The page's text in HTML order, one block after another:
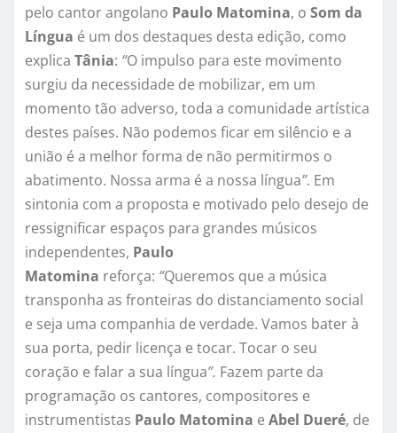
pelo cantor angolano Paulo Matomina, o Som da
Língua é um dos destaques desta edição, como
explica Tânia: “O impulso para este movimento
surgiu da necessidade de mobilizar, em um
momento tão adverso, toda a comunidade artística
destes países. Não podemos ficar em silêncio e a
união é a melhor forma de não permitirmos o
abatimento. Nossa arma é a nossa língua”. Em
sintonia com a proposta e motivado pelo desejo de
ressignificar espaços para grandes músicos
independentes, Paulo
Matomina reforça: “Queremos que a música
transponha as fronteiras do distanciamento social
e seja uma companhia de verdade. Vamos bater à
sua porta, pedir licença e tocar. Tocar o seu
coração e falar a sua língua”. Fazem parte da
programação os cantores, compositores e
instrumentistas Paulo Matomina e Abel Dueré, de